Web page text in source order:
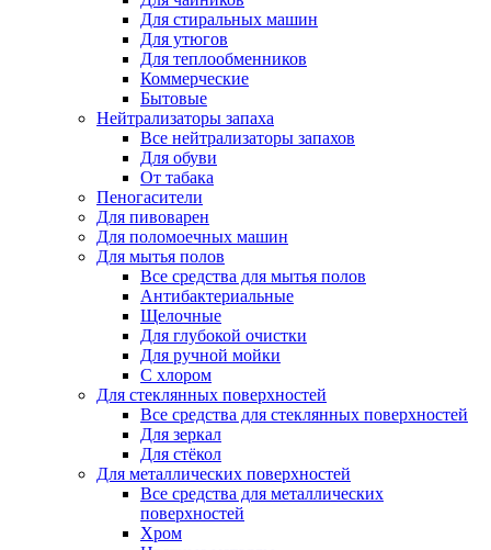
Для стиральных машин
Для утюгов
Для теплообменников
Коммерческие
Бытовые
Нейтрализаторы запаха
Все нейтрализаторы запахов
Для обуви
От табака
Пеногасители
Для пивоварен
Для поломоечных машин
Для мытья полов
Все средства для мытья полов
Антибактериальные
Щелочные
Для глубокой очистки
Для ручной мойки
С хлором
Для стеклянных поверхностей
Все средства для стеклянных поверхностей
Для зеркал
Для стёкол
Для металлических поверхностей
Все средства для металлических
поверхностей
Хром